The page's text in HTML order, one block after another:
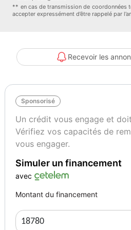
* Mise en circulation : 2019
* Puissance : 325 ch
* Propulsion
* Batterie NCA 50 kWh
* Autonomie WLTP : 409 km
* Fabrication américaine
* Véhicule vendu sous régime de marge
** en cas de transmission de coordonnées
accepter expressément d’être rappelé par
Recevoir les
Sponsorisé
Un crédit vous engage et
Vérifiez vos capacités de
vous engager.
Simuler un financement
avec
Montant du financement